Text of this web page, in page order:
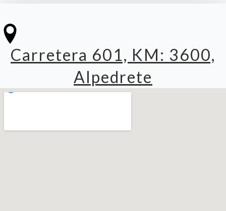
Carretera 601, KM: 3600,
Alpedrete